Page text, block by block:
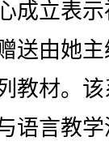
成立表
送由她
教材。
语言教